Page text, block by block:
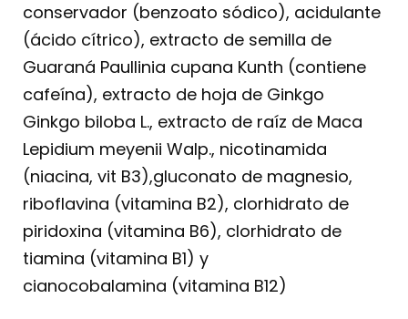
conservador (benzoato sódico), acidulante
(ácido cítrico), extracto de semilla de
Guaraná Paullinia cupana Kunth (contiene
cafeína), extracto de hoja de Ginkgo
Ginkgo biloba L., extracto de raíz de Maca
Lepidium meyenii Walp., nicotinamida
(niacina, vit B3),gluconato de magnesio,
riboflavina (vitamina B2), clorhidrato de
piridoxina (vitamina B6), clorhidrato de
tiamina (vitamina B1) y
cianocobalamina (vitamina B12)